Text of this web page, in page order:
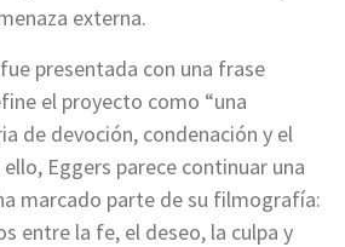
externa.
presentada con una frase
el proyecto como “una
de devoción, condenación y el
Eggers parece continuar una
marcado parte de su filmografía:
entre la fe, el deseo, la culpa y